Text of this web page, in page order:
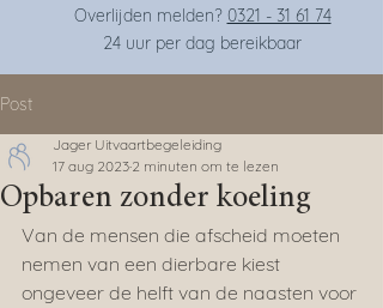
Overlijden melden? 0321 - 31 61 74
24 uur per dag bereikbaar
Post
Opbaren zonder koeling
Jager Uitvaartbegeleiding
17 aug 2023 2 minuten om te lezen
Van de mensen die afscheid moeten
nemen van een dierbare kiest
ongeveer de helft van de naasten voor